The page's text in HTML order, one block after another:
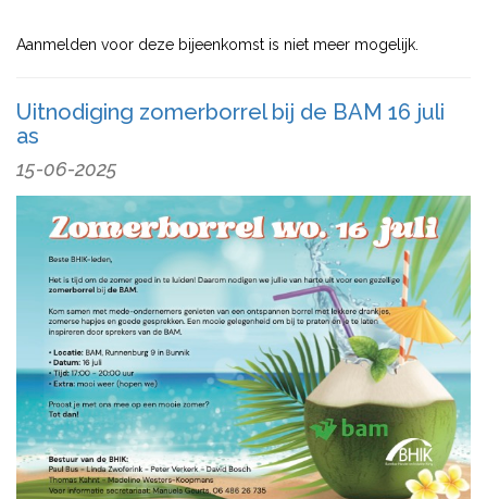
Aanmelden voor deze bijeenkomst is niet meer mogelijk.
Uitnodiging zomerborrel bij de BAM 16 juli
as
15-06-2025